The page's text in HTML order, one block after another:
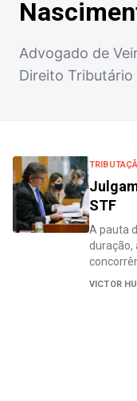
Advogado de
Direito Tributário
STF
A pauta
duração,
VICTOR